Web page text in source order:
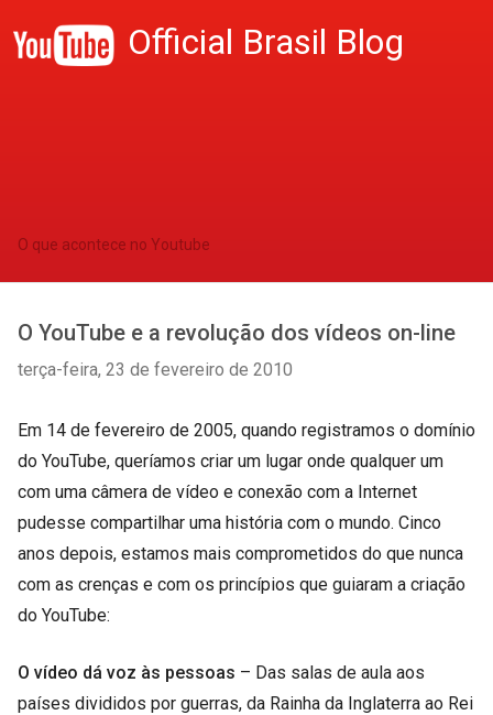
Official Brasil Blog
O que acontece no Youtube
O YouTube e a revolução dos vídeos on-line
terça-feira, 23 de fevereiro de 2010
Em 14 de fevereiro de 2005, quando registramos o domínio
do YouTube, queríamos criar um lugar onde qualquer um
com uma câmera de vídeo e conexão com a Internet
pudesse compartilhar uma história com o mundo. Cinco
anos depois, estamos mais comprometidos do que nunca
com as crenças e com os princípios que guiaram a criação
do YouTube:
O vídeo dá voz às pessoas – Das salas de aula aos
países divididos por guerras, da Rainha da Inglaterra ao Rei